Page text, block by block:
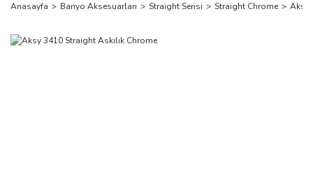
Anasayfa Banyo Aksesuarları Straight Serisi Straight Chrome Aksy